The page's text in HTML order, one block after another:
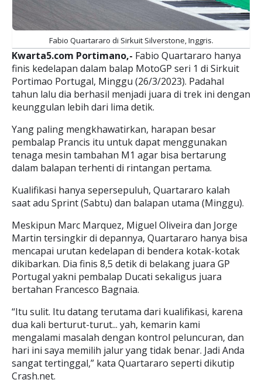
Fabio Quartararo di Sirkuit Silverstone, Inggris.
Kwarta5.com Portimano,- Fabio Quartararo hanya
finis kedelapan dalam balap MotoGP seri 1 di Sirkuit
Portimao Portugal, Minggu (26/3/2023). Padahal
tahun lalu dia berhasil menjadi juara di trek ini dengan
keunggulan lebih dari lima detik.
Yang paling mengkhawatirkan, harapan besar
pembalap Prancis itu untuk dapat menggunakan
tenaga mesin tambahan M1 agar bisa bertarung
dalam balapan terhenti di rintangan pertama.
Kualifikasi hanya sepersepuluh, Quartararo kalah
saat adu Sprint (Sabtu) dan balapan utama (Minggu).
Meskipun Marc Marquez, Miguel Oliveira dan Jorge
Martin tersingkir di depannya, Quartararo hanya bisa
mencapai urutan kedelapan di bendera kotak-kotak
dikibarkan. Dia finis 8,5 detik di belakang juara GP
Portugal yakni pembalap Ducati sekaligus juara
bertahan Francesco Bagnaia.
“Itu sulit. Itu datang terutama dari kualifikasi, karena
dua kali berturut-turut... yah, kemarin kami
mengalami masalah dengan kontrol peluncuran, dan
hari ini saya memilih jalur yang tidak benar. Jadi Anda
sangat tertinggal,” kata Quartararo seperti dikutip
Crash.net.